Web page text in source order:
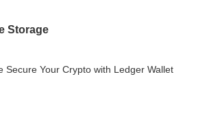
Storage
Secure Your Crypto with Ledger Wallet